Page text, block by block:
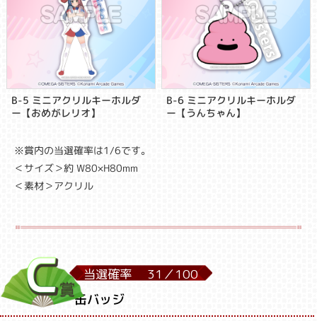
B-5 ミニアクリルキーホルダ
ー【おめがレリオ】
B-6 ミニアクリルキーホルダ
ー【うんちゃん】
※賞内の当選確率は1/6です。
＜サイズ＞約 W80×H80mm
＜素材＞アクリル
当選確率 31／100
缶バッジ